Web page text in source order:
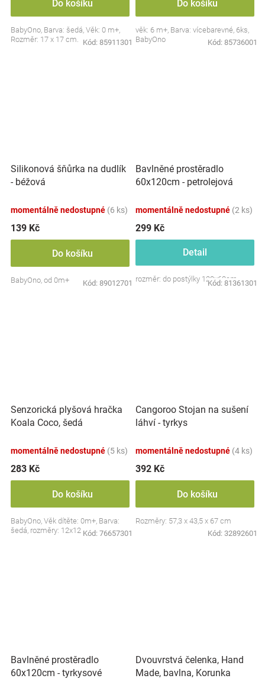
Do košíku
BabyOno, Barva: šedá, Věk: 0 m+,
Rozměr: 17 x 17 cm.
Kód: 85911301
Do košíku
věk: 6 m+, Barva: vícebarevné, 6ks,
BabyOno
Kód: 85736001
Silikonová šňůrka na dudlík
- béžová
momentálně nedostupné (6 ks)
139 Kč
Do košíku
BabyOno, od 0m+ Kód: 89012701
Bavlněné prostěradlo
60x120cm - petrolejová
momentálně nedostupné (2 ks)
299 Kč
Detail
rozměr: do postýlky 120x60cm
Kód: 81361301
Senzorická plyšová hračka
Koala Coco, šedá
momentálně nedostupné (5 ks)
283 Kč
Do košíku
BabyOno, Věk dítěte: 0m+, Barva:
šedá, rozměry: 12x12 cm.
Kód: 76657301
Cangoroo Stojan na sušení
láhví - tyrkys
momentálně nedostupné (4 ks)
392 Kč
Do košíku
Rozměry: 57,3 x 43,5 x 67 cm
Kód: 32892601
Bavlněné prostěradlo
60x120cm - tyrkysové
Dvouvrstvá čelenka, Hand
Made, bavlna, Korunka